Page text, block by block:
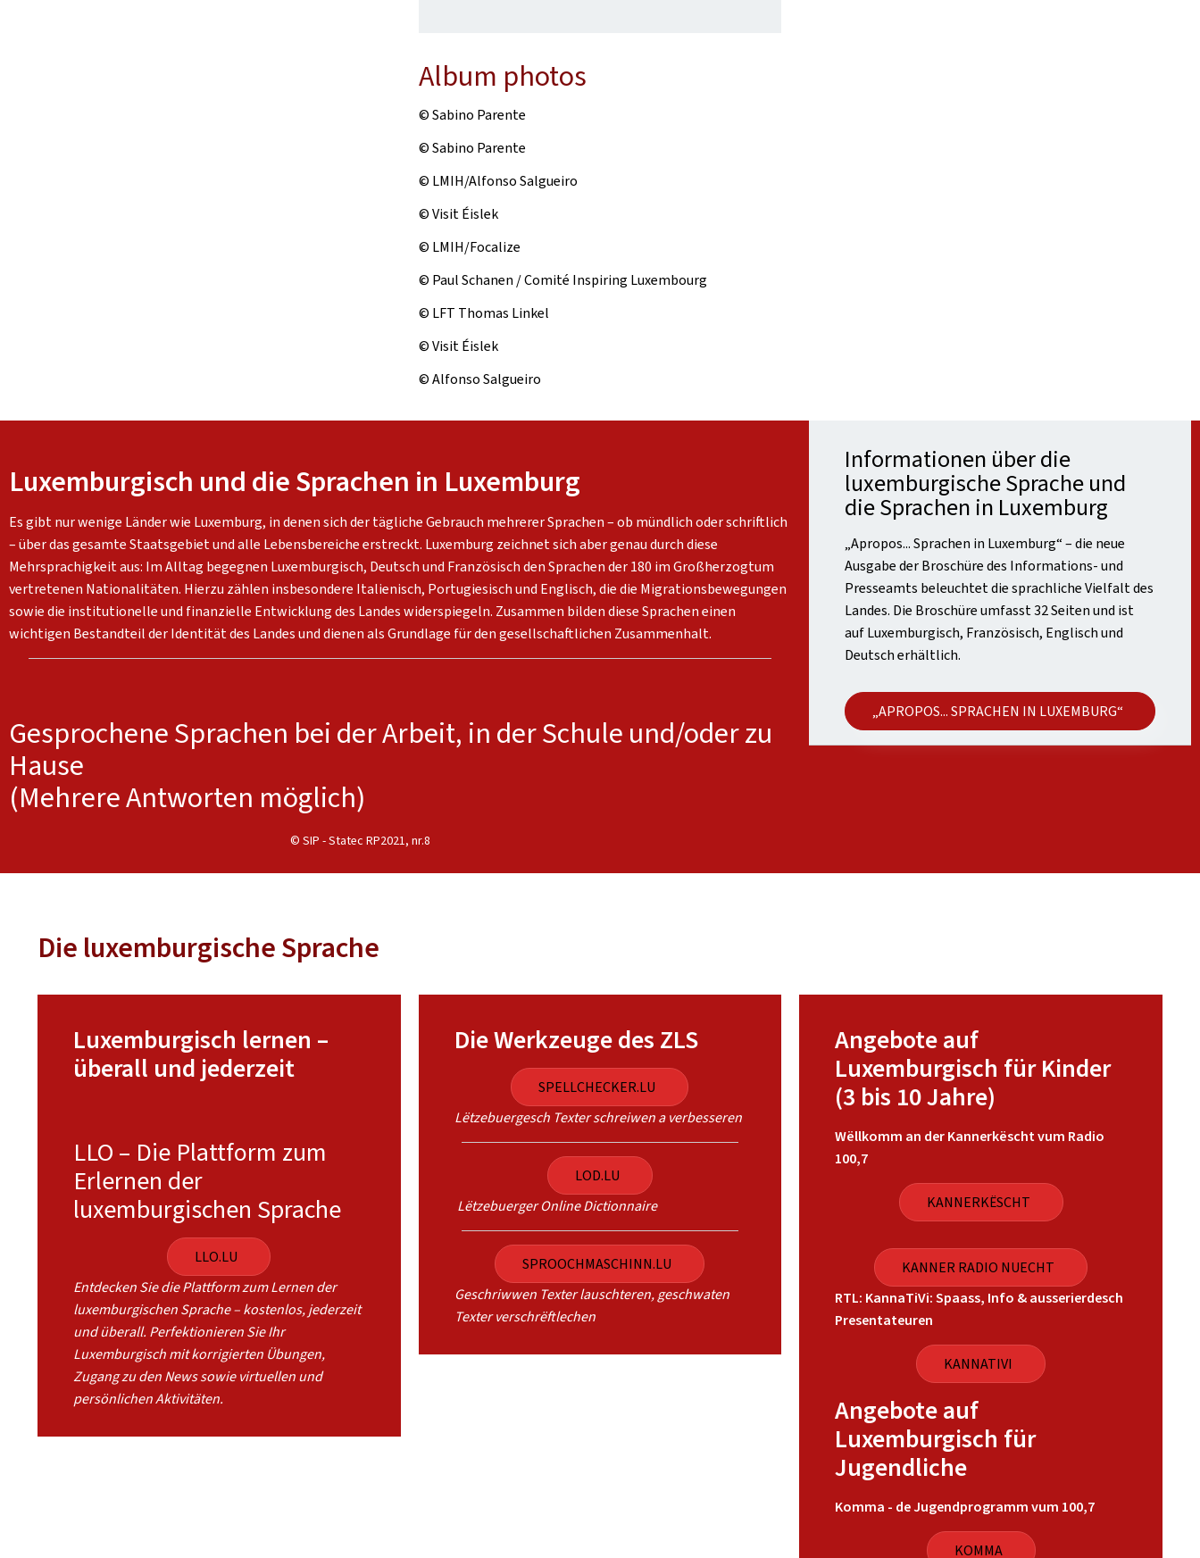
Album photos
© Sabino Parente
© Sabino Parente
© LMIH/Alfonso Salgueiro
© Visit Éislek
© LMIH/Focalize
© Paul Schanen / Comité Inspiring Luxembourg
© LFT Thomas Linkel
© Visit Éislek
© Alfonso Salgueiro
Luxemburgisch und die Sprachen in Luxemburg
Es gibt nur wenige Länder wie Luxemburg, in denen sich der tägliche Gebrauch mehrerer Sprachen – ob mündlich oder schriftlich
– über das gesamte Staatsgebiet und alle Lebensbereiche erstreckt. Luxemburg zeichnet sich aber genau durch diese
Mehrsprachigkeit aus: Im Alltag begegnen Luxemburgisch, Deutsch und Französisch den Sprachen der 180 im Großherzogtum
vertretenen Nationalitäten. Hierzu zählen insbesondere Italienisch, Portugiesisch und Englisch, die die Migrationsbewegungen
sowie die institutionelle und finanzielle Entwicklung des Landes widerspiegeln. Zusammen bilden diese Sprachen einen
wichtigen Bestandteil der Identität des Landes und dienen als Grundlage für den gesellschaftlichen Zusammenhalt.
Gesprochene Sprachen bei der Arbeit, in der Schule und/oder zu
Hause
(Mehrere Antworten möglich)
© SIP - Statec RP2021, nr.8
Informationen über die
luxemburgische Sprache und
die Sprachen in Luxemburg
„Apropos... Sprachen in Luxemburg“ – die neue
Ausgabe der Broschüre des Informations- und
Presseamts beleuchtet die sprachliche Vielfalt des
Landes. Die Broschüre umfasst 32 Seiten und ist
auf Luxemburgisch, Französisch, Englisch und
Deutsch erhältlich.
„APROPOS... SPRACHEN IN LUXEMBURG“
Die luxemburgische Sprache
Luxemburgisch lernen –
überall und jederzeit
LLO – Die Plattform zum
Erlernen der
luxemburgischen Sprache
LLO.LU
Entdecken Sie die Plattform zum Lernen der
luxemburgischen Sprache – kostenlos, jederzeit
und überall. Perfektionieren Sie Ihr
Luxemburgisch mit korrigierten Übungen,
Zugang zu den News sowie virtuellen und
persönlichen Aktivitäten.
Die Werkzeuge des ZLS
SPELLCHECKER.LU
Lëtzebuergesch Texter schreiwen a verbesseren
LOD.LU
Lëtzebuerger Online Dictionnaire
SPROOCHMASCHINN.LU
Geschriwwen Texter lauschteren, geschwaten
Texter verschrëftlechen
Angebote auf
Luxemburgisch für Kinder
(3 bis 10 Jahre)
Wëllkomm an der Kannerkëscht vum Radio
100,7
KANNERKËSCHT
KANNER RADIO NUECHT
RTL: KannaTiVi: Spaass, Info & ausserierdesch
Presentateuren
KANNATIVI
Angebote auf
Luxemburgisch für
Jugendliche
Komma - de Jugendprogramm vum 100,7
KOMMA